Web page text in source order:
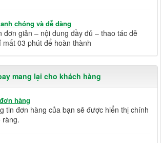
chóng và dễ dàng
đơn giản – nội dung đầy đủ – thao tác dễ
mất 03 phút để hoàn thành
mang lại cho khách hàng
hàng
tin đơn hàng của bạn sẽ được hiển thị chính
ràng.